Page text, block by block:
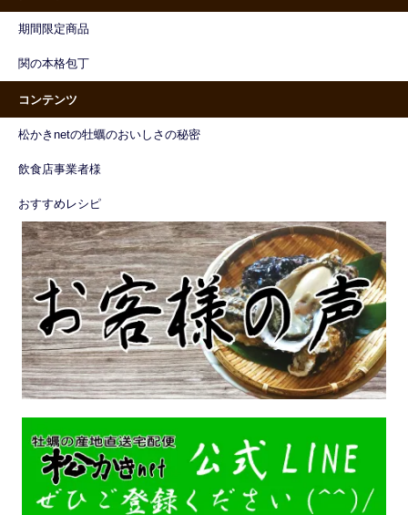
期間限定商品
関の本格包丁
コンテンツ
松かきnetの牡蠣のおいしさの秘密
飲食店事業者様
おすすめレシピ